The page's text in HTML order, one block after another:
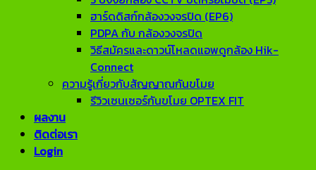
ฮาร์ดดิสก์กล้องวงจรปิด (EP6)
PDPA กับ กล้องวงจรปิด
วิธีสมัครและดาวน์โหลดแอพดูกล้อง Hik-
Connect
ความรู้เกี่ยวกับสัญญาณกันขโมย
รีวิวเซนเซอร์กันขโมย OPTEX FIT
ผลงาน
ติดต่อเรา
Login